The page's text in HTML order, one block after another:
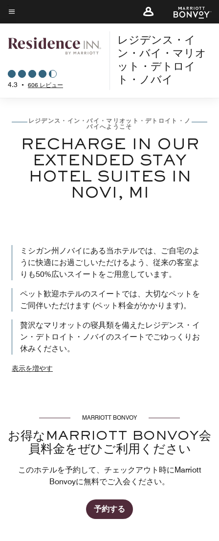
Skip
to
content
メニューのテキスト
4.3 • 606 レビュー
レジデンス・イ
ン・バイ・マリオ
ット・デトロイ
ト・ノバイ
レジデンス・イン・バイ・マリオット・デトロイト・ノ
バイへようこそ
RECHARGE IN OUR
EXTENDED STAY
HOTEL SUITES IN
NOVI, MI
ミシガン州ノバイにある当ホテルでは、ご自宅のよ
うに快適にお過ごしいただけるよう、従来の客室よ
りも50%広いスイートをご用意しています。
ペット歓迎ホテルのスイートでは、大切なペットを
ご同伴いただけます (ペット料金がかかります)。
贅沢なマリオットの寝具類を備えたレジデンス・イ
ン・デトロイト・ノバイのスイートでごゆっくりお
休みください。
表示を増やす
MARRIOTT BONVOY
お得なMARRIOTT BONVOY会
員料金をぜひご利用ください
このホテルを予約して、チェックアウト時にMarriott
Bonvoyに無料でご入会ください。
予約する